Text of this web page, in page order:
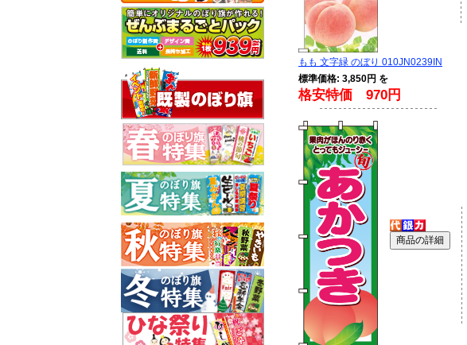
もも 文字緑 のぼり 010JN0239IN
標準価格: 3,850円 を
格安特価 970円